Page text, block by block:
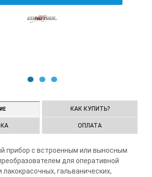
КАК КУПИТЬ?
ОПЛАТА
прибор с встроенным или выносным
для оперативной
гальванических,